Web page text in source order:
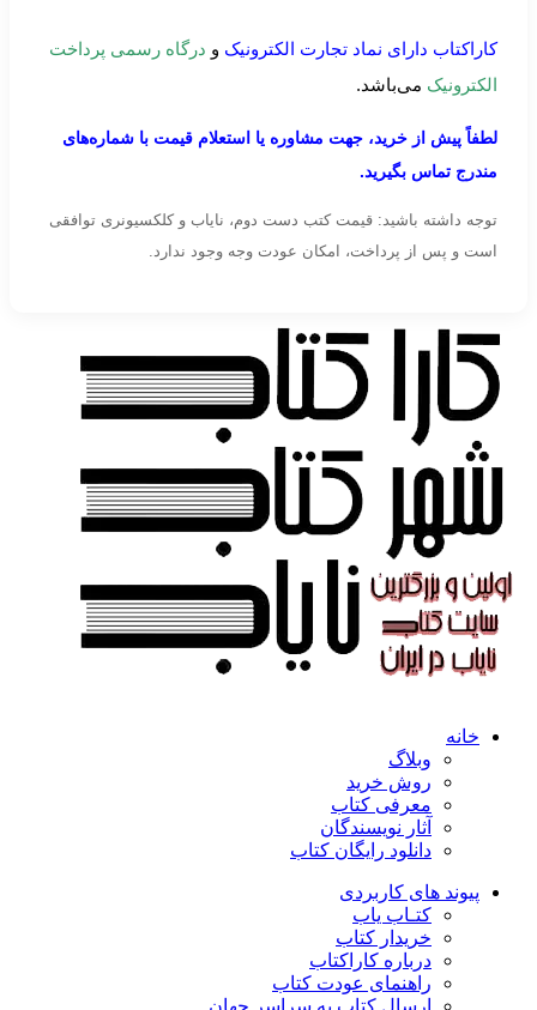
کاراکتاب دارای نماد تجارت الکترونیک و درگاه رسمی پرداخت
الکترونیک می‌باشد.
لطفاً پیش از خرید، جهت مشاوره یا استعلام قیمت با شماره‌های
مندرج تماس بگیرید.
توجه داشته باشید: قیمت کتب دست دوم، نایاب و کلکسیونری توافقی
است و پس از پرداخت، امکان عودت وجه وجود ندارد.
خانه
وبلاگ
روش خرید
معرفی کتاب
آثار نویسندگان
دانلود رایگان کتاب
پیوند های کاربردی
کتـاب یاب
خریدار کتاب
درباره کاراکتاب
راهنمای عودت کتاب